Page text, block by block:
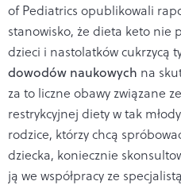
of Pediatrics opublikowali
stanowisko, że dieta keto nie
dzieci i nastolatków cukrzycą
dowodów naukowych na
za to liczne obawy związane
restrykcyjnej diety w tak
rodzice, którzy chcą
dziecka, koniecznie
ją we współpracy ze